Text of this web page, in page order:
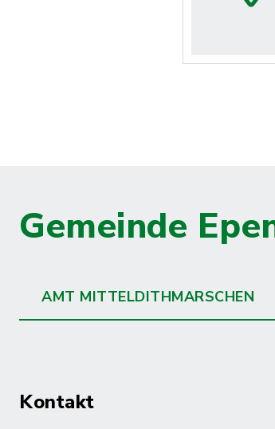
Gemeinde
AMT MITTELDITHMARSCHEN
Kontakt